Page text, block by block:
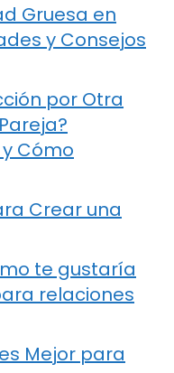
Gruesa en
y Consejos
por Otra
Cómo
Crear una
te gustaría
relaciones
Mejor para